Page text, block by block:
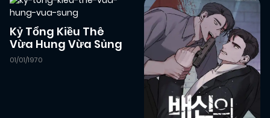
Kỷ Tổng Kiều Thê
Vừa Hung Vừa Sủng
01/01/1970